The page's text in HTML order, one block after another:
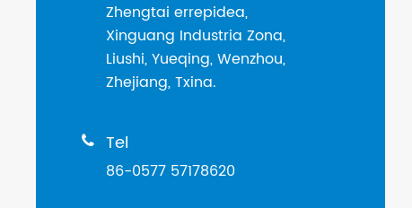
Zhengtai errepidea,
Xinguang Industria Zona,
Liushi, Yueqing, Wenzhou,
Zhejiang, Txina.
 Tel
86-0577 57178620